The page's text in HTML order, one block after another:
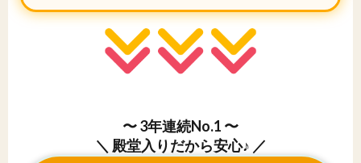
〜 3年連続No.1 〜
＼ 殿堂入りだから安心♪ ／